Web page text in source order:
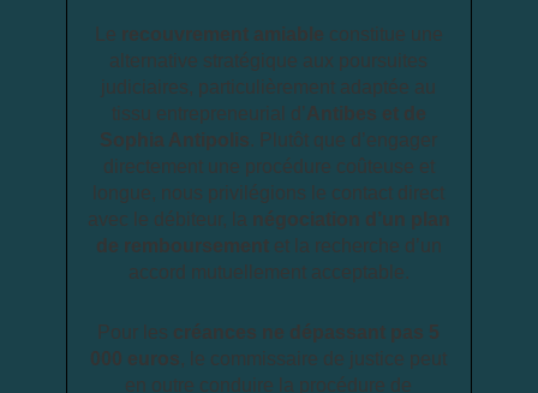
Le recouvrement amiable constitue une
alternative stratégique aux poursuites
judiciaires, particulièrement adaptée au
tissu entrepreneurial d’ Antibes et de
Sophia Antipolis. Plutôt que d’engager
directement une procédure coûteuse et
longue, nous privilégions le contact direct
avec le débiteur, la négociation d’un plan
de remboursementet la recherche d’un
accord mutuellement acceptable.
Pour les créances ne dépassant pas 5
000 euros, le commissaire de justice peut
en outre conduire la procédure de